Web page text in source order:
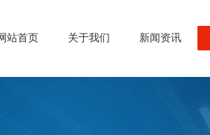
站首页 关于我们 新闻资讯